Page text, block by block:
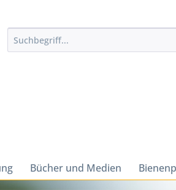
Bücher und Medien